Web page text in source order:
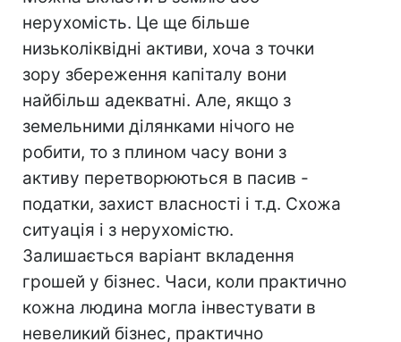
нерухомість. Це ще більше
низьколіквідні активи, хоча з точки
зору збереження капіталу вони
найбільш адекватні. Але, якщо з
земельними ділянками нічого не
робити, то з плином часу вони з
активу перетворюються в пасив -
податки, захист власності і т.д. Схожа
ситуація і з нерухомістю.
Залишається варіант вкладення
грошей у бізнес. Часи, коли практично
кожна людина могла інвестувати в
невеликий бізнес, практично